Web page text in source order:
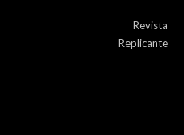
Revista
Replicante